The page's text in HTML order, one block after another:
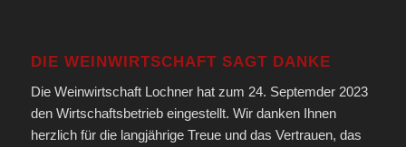
DIE WEINWIRTSCHAFT SAGT DANKE
Die Weinwirtschaft Lochner hat zum 24. Septemder 2023
den Wirtschaftsbetrieb eingestellt. Wir danken Ihnen
herzlich für die langjährige Treue und das Vertrauen, das